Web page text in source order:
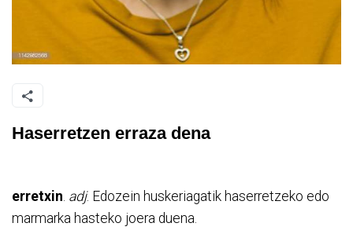
Haserretzen erraza dena
erretxin adj. Edozein huskeriagatik haserretzeko edo
marmarka hasteko joera duena.